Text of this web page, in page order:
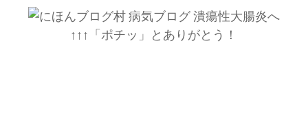
↑↑↑「ポチッ」とありがとう！